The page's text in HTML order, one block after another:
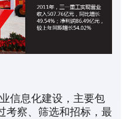
信息化建设，主要包
考察、筛选和招标，最